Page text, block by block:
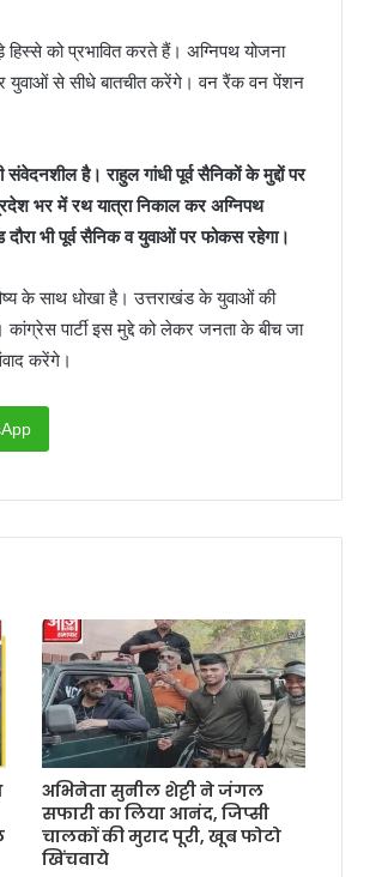
को प्रभावित करते हैं। अग्निपथ योजना
युवाओं से सीधे बातचीत करेंगे। वन रैंक वन पेंशन
है। राहुल गांधी पूर्व सैनिकों के मुद्दों पर
भर में रथ यात्रा निकाल कर अग्निपथ
भी पूर्व सैनिक व युवाओं पर फोकस रहेगा।
के साथ धोखा है। उत्तराखंड के युवाओं की
पार्टी इस मुद्दे को लेकर जनता के बीच जा
करेंगे।
अभिनेता सुनील शेट्टी ने जंगल
सफारी का लिया आनंद, जिप्सी
चालकों की मुराद पूरी, खूब फोटो
खिंचवाये